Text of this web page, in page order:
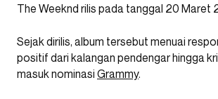
The Weeknd rilis pada tanggal 20 Maret
Sejak dirilis, album tersebut menuai
positif dari kalangan pendengar hingga
masuk nominasi Grammy.